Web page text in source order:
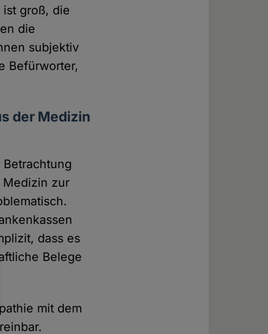
ist groß, die
die
subjektiv
Befürworter,
der Medizin
Medizin zur
dass es
Belege
mit dem